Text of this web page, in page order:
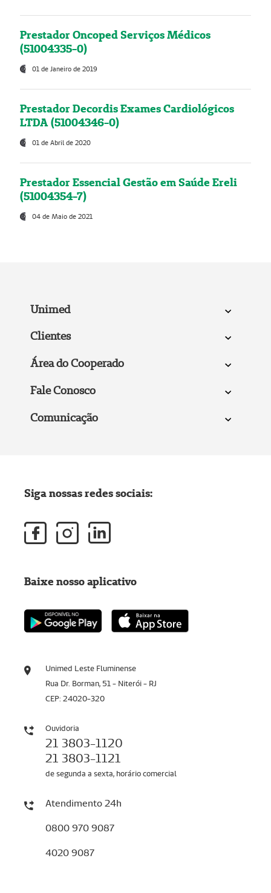
Prestador Oncoped Serviços Médicos
(51004335-0)
01 de Janeiro de 2019
Prestador Decordis Exames Cardiológicos
LTDA (51004346-0)
01 de Abril de 2020
Prestador Essencial Gestão em Saúde Ereli
(51004354-7)
04 de Maio de 2021
Unimed
Clientes
Área do Cooperado
Fale Conosco
Comunicação
Unimed Leste Fluminense
Rua Dr. Borman, 51 - Niterói - RJ
CEP: 24020-320
Ouvidoria
21 3803-1120
21 3803-1121
de segunda a sexta, horário comercial
Atendimento 24h
0800 970 9087
4020 9087
Siga nossas redes sociais:
Baixe nosso aplicativo